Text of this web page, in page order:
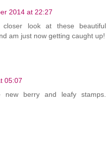
2014 at 22:27
look at these beautiful
am just now getting caught up!
05:07
new berry and leafy stamps.